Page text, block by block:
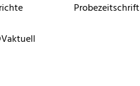
Probezeitschrift